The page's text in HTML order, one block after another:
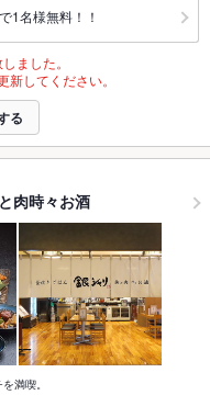
1名様無料！！
ました。
してください。
る
肉時々お酒
満喫。